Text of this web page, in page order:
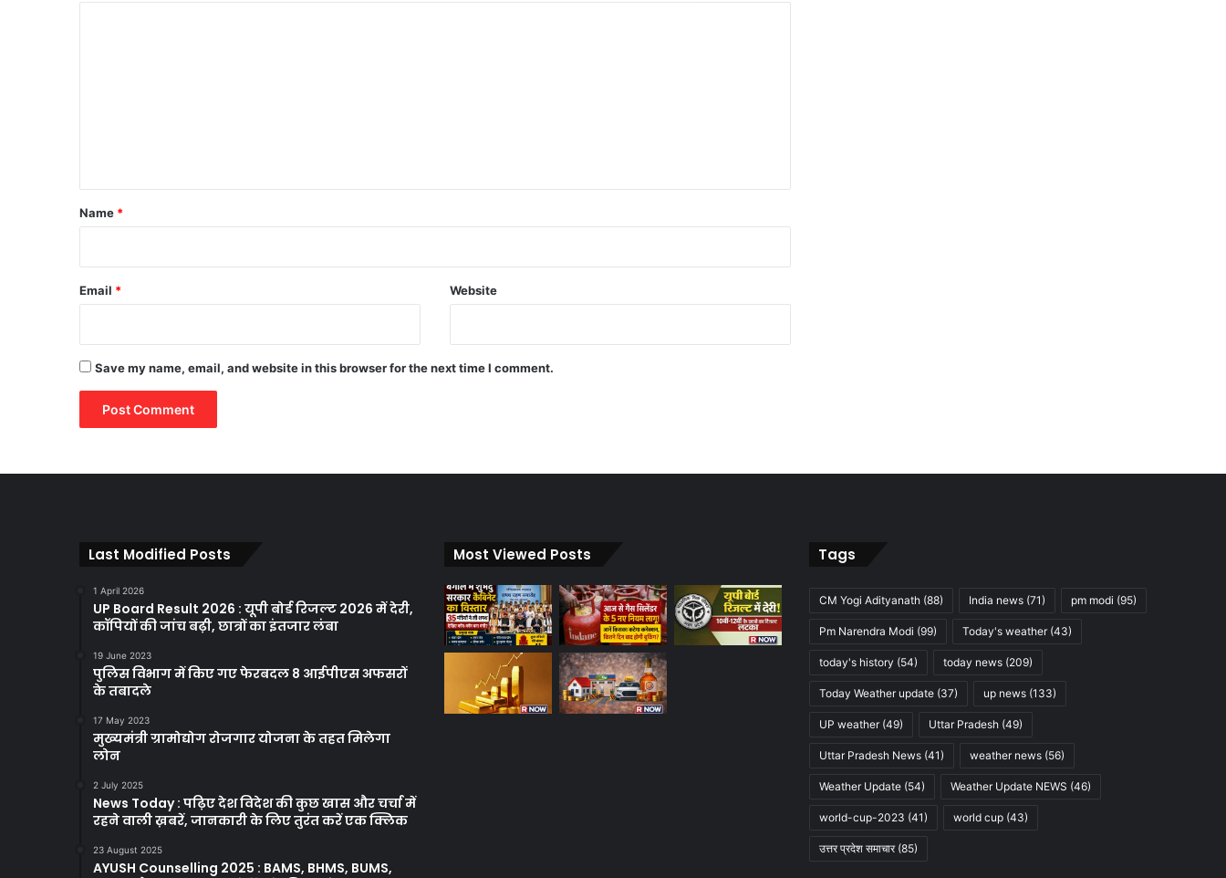
*
Name *
Email * Website
Save my name, email, and website in this browser for the next time I comment.
Last Modified Posts
1 April 2026
UP Board Result 2026 : यूपी बोर्ड रिजल्ट 2026 में देरी,
कॉपियों की जांच बढ़ी, छात्रों का इंतजार लंबा
19 June 2023
पुलिस विभाग में किए गए फेरबदल 8 आईपीएस अफसरों
के तबादले
17 May 2023
मुख्यमंत्री ग्रामोद्योग रोजगार योजना के तहत मिलेगा
लोन
2 July 2025
News Today : पढ़िए देश विदेश की कुछ खास और चर्चा में
रहने वाली ख़बरें, जानकारी के लिए तुरंत करें एक क्लिक
23 August 2025
AYUSH Counselling 2025 : BAMS, BHMS, BUMS,
Most Viewed Posts Tags
CM Yogi Adityanath(88) India news(71) pm modi (95)
Pm Narendra Modi (99) Today's weather(43)
today's history (54) today news(209)
Today Weather update(37) up news(133)
UP weather(49) Uttar Pradesh(49)
Uttar Pradesh News(41) weather news(56)
Weather Update(54) Weather Update NEWS (46)
world-cup-2023 (41) world cup(43)
उत्तर प्रदेश समाचार(85)